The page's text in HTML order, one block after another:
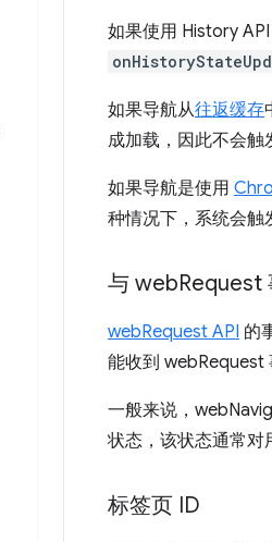
如果使用 History
如果导航从往返缓存
成加载，因此不会触
如果导航是使用
种情况下，系统会触
与 webRequest
webRequest API 的
能收到 webRequest
一般来说，
状态，该状态通常对
标签页 ID